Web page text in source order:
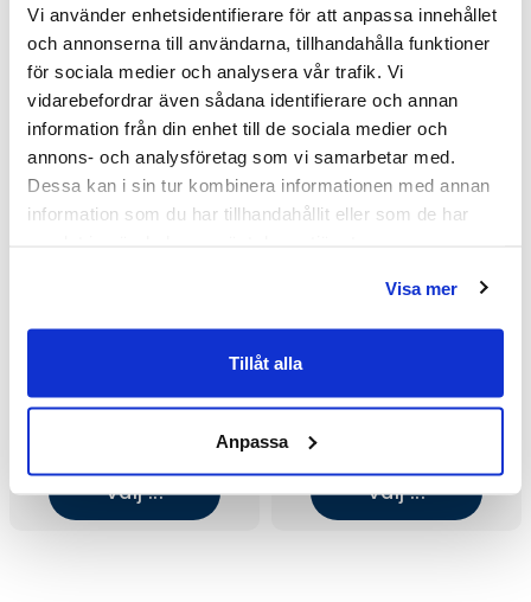
Vi använder enhetsidentifierare för att anpassa innehållet
och annonserna till användarna, tillhandahålla funktioner
för sociala medier och analysera vår trafik. Vi
vidarebefordrar även sådana identifierare och annan
information från din enhet till de sociala medier och
annons- och analysföretag som vi samarbetar med.
Dessa kan i sin tur kombinera informationen med annan
information som du har tillhandahållit eller som de har
Visa mer
Tillåt alla
Anpassa
Macro Design Grace Swing
(1000x900/Tonat/Borstad)
Välj ...
Macro Design Grace Swing
(900x900/Briljant Ice/Guld)
Välj ...